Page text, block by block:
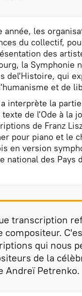
année, les
du collectif,
des
la Symphonie
del'Histoire, qui
et de
interprète la
texte de l'Ode à la
de Franz
pour piano et le
en version
national des Pays
transcription
compositeur.
qui nous
de la
Andreï Petrenko.